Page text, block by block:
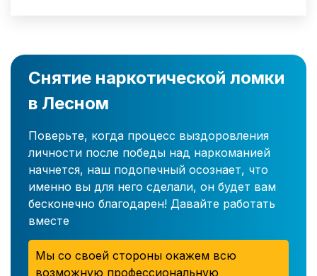
Снятие наркотической ломки
в Лесном
Поверьте, когда процесс выздоровления
личности после победы над наркоманией
начнется, наш подопечный осознает, что
именно вы для него сделали, он будет вам
бесконечно благодарен! Давайте работать
вместе
Мы со своей стороны окажем всю
возможную профессиональную